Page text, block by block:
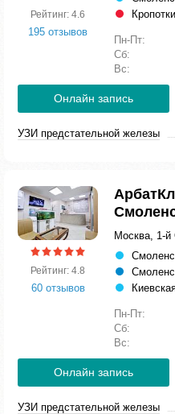
Рейтинг: 4.6
195 отзывов
Пн-Пт:
Сб:
Вс:
Онлайн запись
УЗИ предстательной железы
Рейтинг: 4.8
60 отзывов
Москва, 1-
Пн-Пт:
Сб:
Вс:
Онлайн запись
УЗИ предстательной железы